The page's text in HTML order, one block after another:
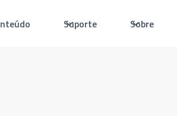
Suporte Sobre